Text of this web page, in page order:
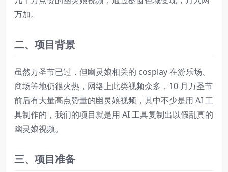
万加。
二、项目背景
虽然万圣节已过，但幽灵娘相关的 cosplay 在游乐场、
商场等地仍很火热，网络上此类视频众多，10 月万圣节
前后有大量高点赞量的幽灵娘视频，其中不少是用 AI 工
具制作的，我们的项目就是用 AI 工具复制出以假乱真的
幽灵娘视频。
三、项目准备